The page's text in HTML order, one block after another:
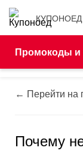
КУПОНОЕД
Промокоды и
← Перейти на
Почему